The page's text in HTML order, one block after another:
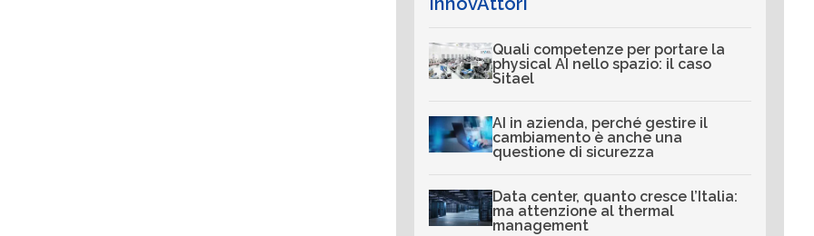
Quali competenze per portare la
physical AI nello spazio: il caso
Sitael
AI in azienda, perché gestire il
cambiamento è anche una
questione di sicurezza
Data center, quanto cresce l’Italia:
ma attenzione al thermal
management